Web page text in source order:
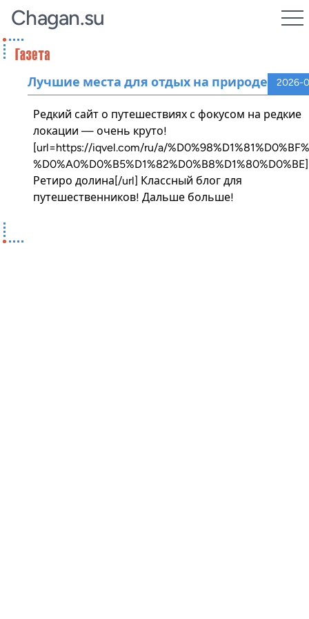
Chagan.su
Лучшие места для отдых на природе 2026-
Редкий сайт о путешествиях с фокусом на редкие
локации — очень круто!
[url=https://iqvel.com/ru/a/
Ретиро долина[/url] Классный блог для
путешественников! Дальше больше!